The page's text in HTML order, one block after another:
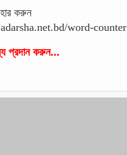
করুন
word-counter
প্রদান করুন...